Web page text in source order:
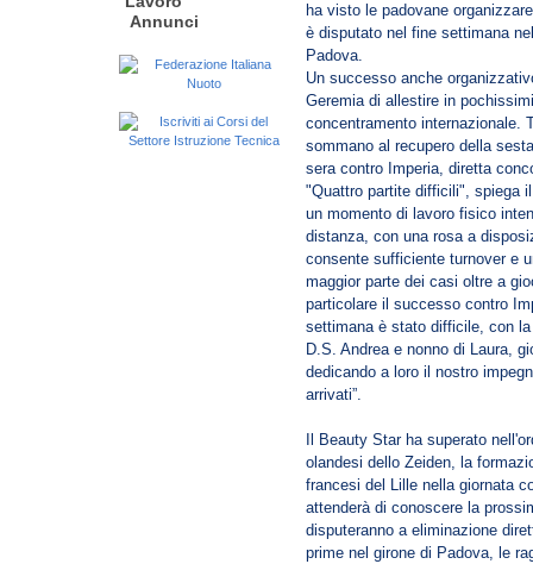
Annunci
ha visto le padovane
è disputato nel fine settimana
Padova.
Un successo anche
Geremia di allestire in
concentramento internazionale.
sommano al recupero della
sera contro Imperia, diretta
"Quattro partite difficili", spiega
un momento di lavoro fisico
distanza, con una rosa a
consente sufficiente turnover e
maggior parte dei casi oltre a
particolare il successo contro
settimana è stato difficile, con
D.S. Andrea e nonno di Laura,
dedicando a loro il nostro
arrivati”.
Il Beauty Star ha superato
olandesi dello Zeiden, la
francesi del Lille nella giornata
attenderà di conoscere la
disputeranno a eliminazione
prime nel girone di Padova, le